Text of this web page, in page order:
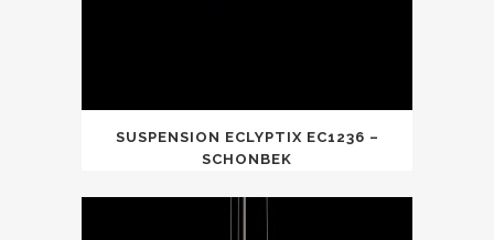
SUSPENSION ECLYPTIX EC1236 –
SCHONBEK